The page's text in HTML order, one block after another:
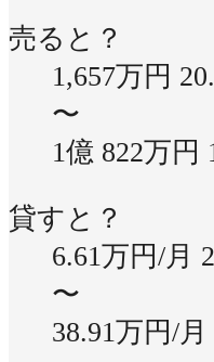
売ると？
1,657万円
〜
1億 822万円
貸すと？
6.61万円/月
〜
38.91万円/月